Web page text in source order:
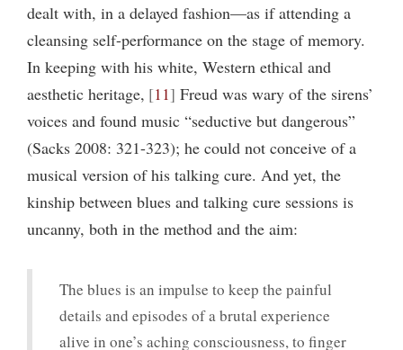
dealt with, in a delayed fashion—as if attending a
cleansing self-performance on the stage of memory.
In keeping with his white, Western ethical and
aesthetic heritage, 11 Freud was wary of the sirens’
voices and found music “seductive but dangerous”
(Sacks 2008: 321-323); he could not conceive of a
musical version of his talking cure. And yet, the
kinship between blues and talking cure sessions is
uncanny, both in the method and the aim:
The blues is an impulse to keep the painful
details and episodes of a brutal experience
alive in one’s aching consciousness, to finger